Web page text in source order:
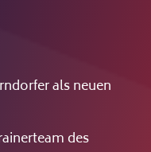
als neuen
des